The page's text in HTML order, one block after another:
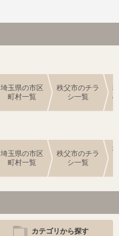
埼玉県の市区
町村一覧
秩父市のチラ
シ一覧
埼玉県の市区
町村一覧
秩父市のチラ
シ一覧
カテゴリから探す